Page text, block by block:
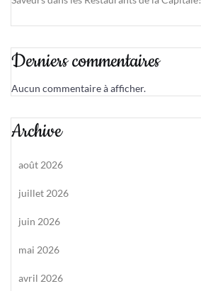
Derniers commentaires
Aucun commentaire à afficher.
Archive
août 2026
juillet 2026
juin 2026
mai 2026
avril 2026